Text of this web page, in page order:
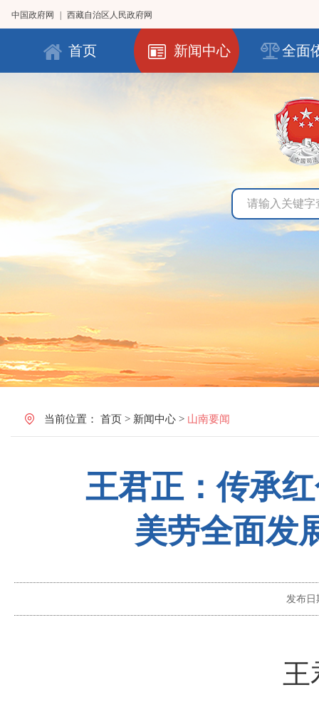
中国政府网 西藏自治区人民政府网
首页 新闻中心 全面
当前位置： 首页 > 新闻中心 > 山南要闻
王君正：传承
美劳全面发
发布日
王